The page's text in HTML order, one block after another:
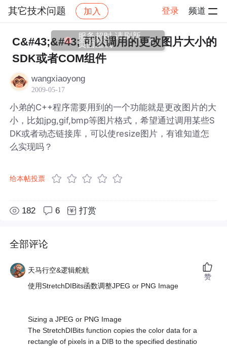
其它技术问题 加入 登录 频道
社区 其它技术问题 帖子详情
C&#43;&#43; 可以调用的更改图片大小的
SDK或者COM组件
wangxiaoyong
2009-05-17
小弟的C++程序需要用到的一个功能就是更改图片的大
小，比如jpg,gif,bmp等图片格式，希望通过调用某些S
DK或者动态链接库，可以使resize图片，有谁知道怎
么实现吗？
给本帖投票
182 6 打赏
全部评论
天马行空&逻辑舵航
使用StretchDIBits函数调整JPEG or PNG Image
Sizing a JPEG or PNG Image
The StretchDIBits function copies the color data for a
rectangle of pixels in a DIB to the specified destinatio
赞